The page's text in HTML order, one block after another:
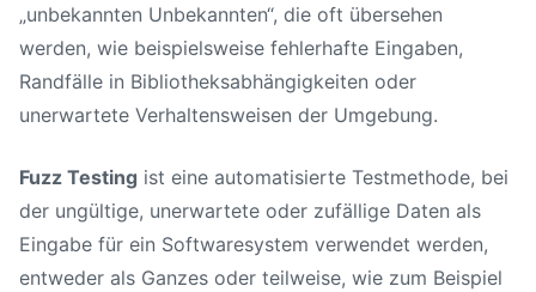
„unbekannten Unbekannten“, die oft übersehen
werden, wie beispielsweise fehlerhafte Eingaben,
Randfälle in Bibliotheksabhängigkeiten oder
unerwartete Verhaltensweisen der Umgebung.
Fuzz Testing ist eine automatisierte Testmethode, bei
der ungültige, unerwartete oder zufällige Daten als
Eingabe für ein Softwaresystem verwendet werden,
entweder als Ganzes oder teilweise, wie zum Beispiel